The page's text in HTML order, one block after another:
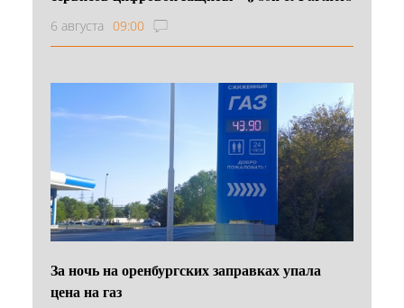
6 августа 09:00
За ночь на оренбургских заправках упала
цена на газ